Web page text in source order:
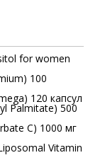
for women
100
120 капсул
Palmitate) 500
C) 1000 мг